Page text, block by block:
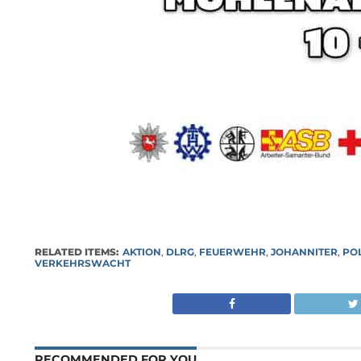
RELATED ITEMS: AKTION, DLRG, FEUERWEHR, JOHANNITER,
VERKEHRSWACHT